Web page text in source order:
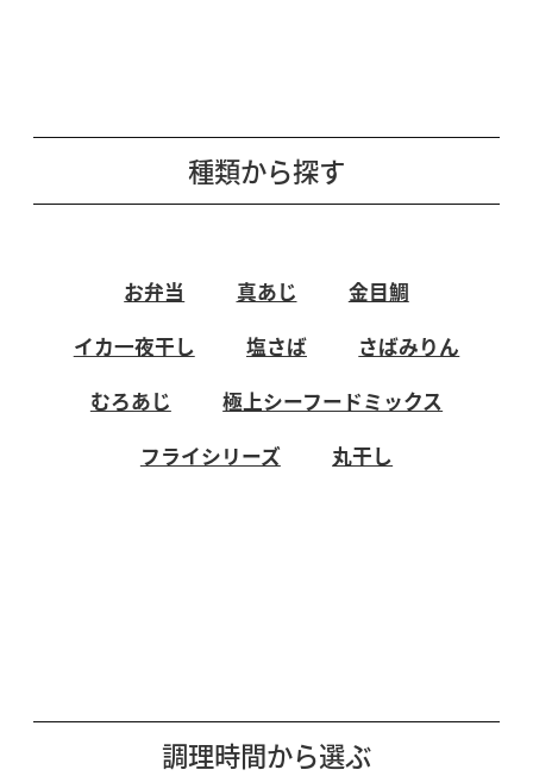
種類から探す
お弁当 真あじ
金目鯛
イカ一夜干し
塩さば
さばみりん
むろあじ
極上シーフードミックス
フライシリーズ
丸干し
調理時間から選ぶ